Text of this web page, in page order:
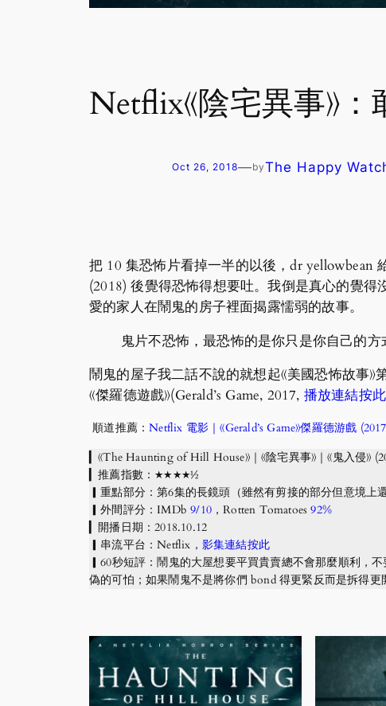
Netflix《陰宅異事》
Oct 26, 2018—byThe Happy
把 10 集恐怖片看掉一半的以後，dr yellowbean
(2018) 後覺得恐怖得想要吐。我倒是真心的覺
愛的家人在鬧鬼的房子裡面揭露懦弱的故事。
鬼片不恐怖，最恐怖的是你只是你自己的方
鬧鬼的屋子我二話不說的就想起《美國恐怖故事
《傑羅德遊戲》(Gerald’s Game, 2017, 播放連結按此
順道推薦：Netflix 電影｜《Gerald’s Game》傑羅德游戲
▎《The Haunting of Hill House》｜《陰宅異事》｜《鬼入侵》
▎推薦指數：★★★★½
▎重點部分：第6集的長鏡頭（雖然有剪接的部分但意境上
▎外間評分：IMDb9/10 ，Rotten Tomatoes92%
▎開播日期：2018.10.12
▎串流平台：Netflix， 影集連結按此
▎60秒短評：鬧鬼的大屋想要平買貴賣總不會那麼順利，
偽的可怕；如果鬧鬼不是將你們 bond 得更緊反而是拆得更